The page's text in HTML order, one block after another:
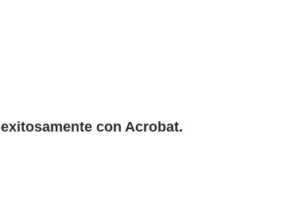
con Acrobat.